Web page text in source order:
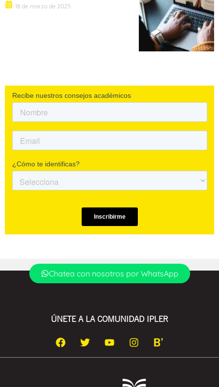
18 de marzo de 2025
Chatea con nosotros por WhatsApp
ÚNETE A LA COMUNIDAD IPLER